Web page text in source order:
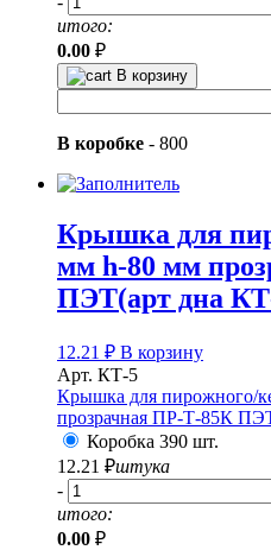
итого:
0.00 ₽
В корзину
В коробке - 800
Крышка для
мм h-80 мм
ПЭТ(арт дна
12.21 ₽ В корзину
Арт. КТ-5
Крышка для пирожного/
прозрачная ПР-Т-85К
Коробка 390 шт.
12.21 ₽штука
-
итого:
0.00 ₽